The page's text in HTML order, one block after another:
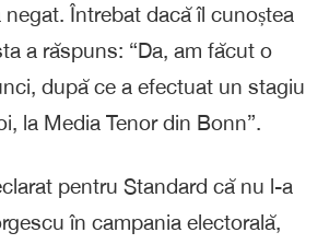
negat. Întrebat dacă îl cunoștea
a răspuns: “Da, am făcut o
după ce a efectuat un stagiu
la Media Tenor din Bonn”.
pentru Standard că nu l-a
în campania electorală,